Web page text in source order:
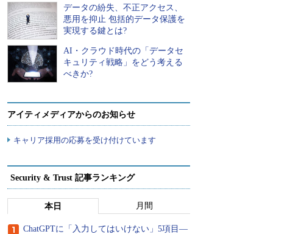
データの紛失、不正アクセス、
悪用を抑止 包括的データ保護を
実現する鍵とは?
AI・クラウド時代の「データセ
キュリティ戦略」をどう考える
べきか?
アイティメディアからのお知らせ
キャリア採用の応募を受け付けています
Security & Trust 記事ランキング
本日 月間
ChatGPTに「入力してはいけない」5項目―